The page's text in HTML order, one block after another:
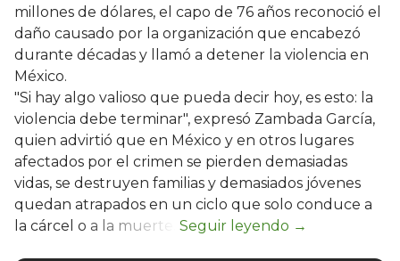
millones de dólares, el capo de 76 años reconoció el
daño causado por la organización que encabezó
durante décadas y llamó a detener la violencia en
México.
"Si hay algo valioso que pueda decir hoy, es esto: la
violencia debe terminar", expresó Zambada García,
quien advirtió que en México y en otros lugares
afectados por el crimen se pierden demasiadas
vidas, se destruyen familias y demasiados jóvenes
quedan atrapados en un ciclo que solo conduce a
la cárcel o a la muerte.